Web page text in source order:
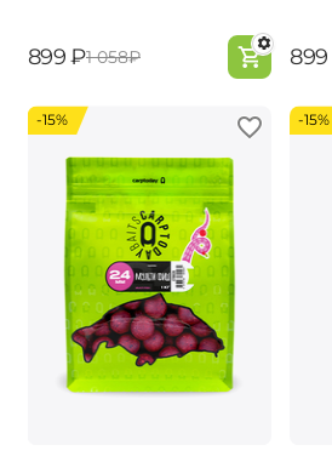
‍899‍ ₽‍1 058‍₽ ‍899‍
-15% -15%